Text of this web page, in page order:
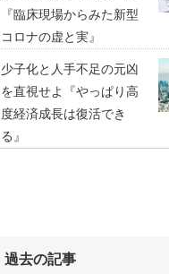
『臨床現場からみた新型
コロナの虚と実』
少子化と人手不足の元凶
を直視せよ『やっぱり高
度経済成長は復活でき
る』
過去の記事